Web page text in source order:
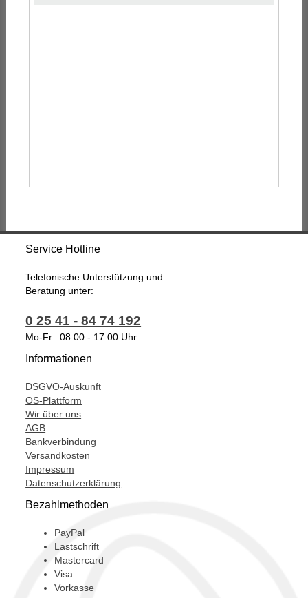
Service Hotline
Telefonische Unterstützung und
Beratung unter:
0 25 41 - 84 74 192
Mo-Fr.: 08:00 - 17:00 Uhr
Informationen
DSGVO-Auskunft
OS-Plattform
Wir über uns
AGB
Bankverbindung
Versandkosten
Impressum
Datenschutzerklärung
Bezahlmethoden
PayPal
Lastschrift
Mastercard
Visa
Vorkasse